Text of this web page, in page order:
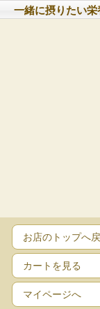
何歳になっても颯
なかでもプロ
不足すると軟
膝のエイジ
一緒に摂りたい栄
お店のトップへ
カートを見る
マイページへ